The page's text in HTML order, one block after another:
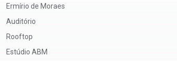
Ermírio de Moraes
Auditório
Rooftop
Estúdio ABM